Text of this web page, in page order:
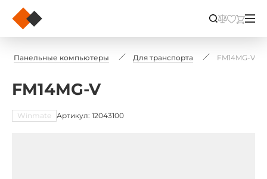
Панельные компьютеры Для транспорта FM14MG-V
FM14MG-V
Winmate Артикул: 12043100